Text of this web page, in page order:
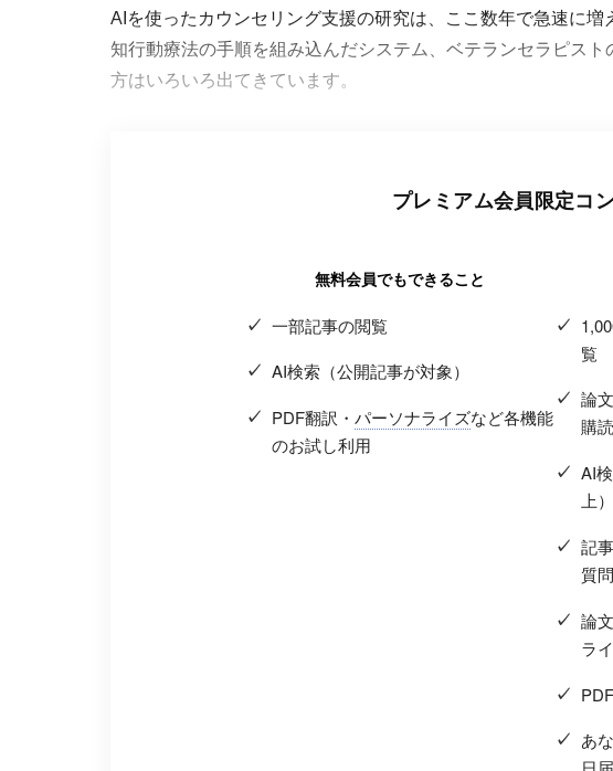
AIを使ったカウンセリング支援の研究は、ここ数年で急速に
知行動療法の手順を組み込んだシステム、ベテランセラピスト
方はいろいろ出てきています。
プレミアム会員限定コ
無料会員でもできること
一部記事の閲覧
AI検索（公開記事が対象）
PDF翻訳・ パーソナライズなど各機能
のお試し利用
覧
論
購読
AI
上
記
質問
論
ラ
あ